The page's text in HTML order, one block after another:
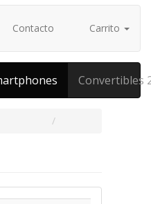
Contacto Carrito
Convertibles